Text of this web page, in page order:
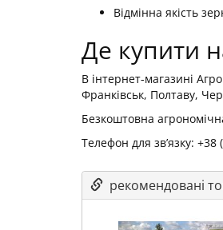
Відмінна якість
Де купити
В інтернет-магазині
Франківськ, Полтаву,
Безкоштовна
Телефон для зв’язку: +38
рекомендовані